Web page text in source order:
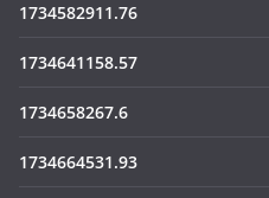
1734582911.76
1734641158.57
1734658267.6
1734664531.93